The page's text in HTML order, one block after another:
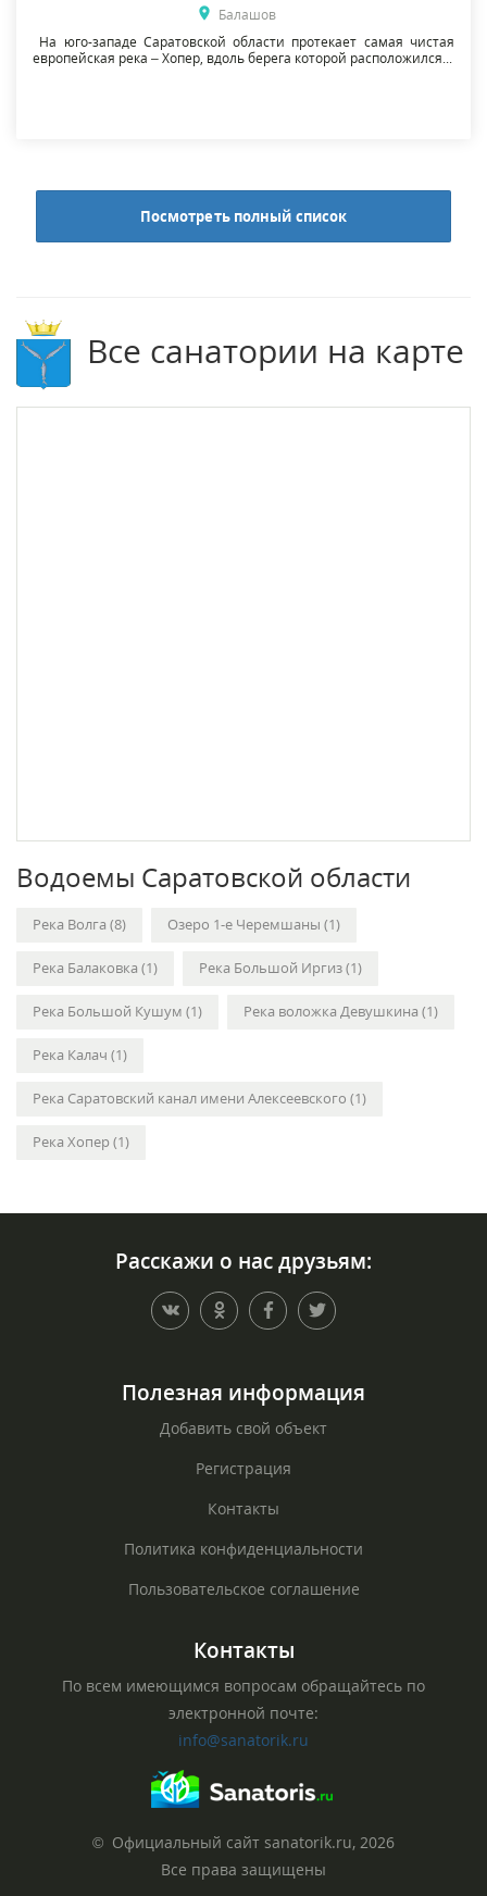
Балашов
На юго-западе Саратовской области протекает самая чистая
европейская река – Хопер, вдоль берега которой расположился...
Посмотреть полный список
Все санатории на карте
Водоемы Саратовской области
Река Волга (8) Озеро 1-е Черемшаны (1)
Река Балаковка (1) Река Большой Иргиз (1)
Река Большой Кушум (1) Река воложка Девушкина (1)
Река Калач (1)
Река Саратовский канал имени Алексеевского (1)
Река Хопер (1)
Расскажи о нас друзьям:
Полезная информация
Добавить свой объект
Регистрация
Контакты
Политика конфиденциальности
Пользовательское соглашение
Контакты
По всем имеющимся вопросам обращайтесь по
электронной почте:
info@sanatorik.ru
© Официальный сайт sanatorik.ru, 2026
Все права защищены